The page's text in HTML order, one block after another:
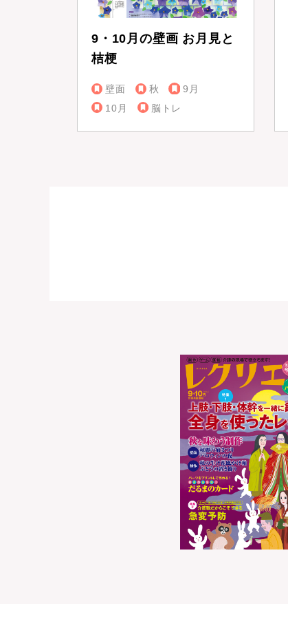
9・10月の壁画 お月見と
桔梗
壁面 秋
9月
10月
脳トレ